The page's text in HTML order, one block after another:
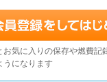
お気に入りの保存や燃費記
うになります